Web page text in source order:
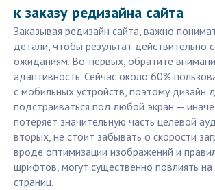
к заказу редизайна сайта
Заказывая редизайн сайта, важно
детали, чтобы результат действительно
ожиданиям. Во-первых, обратите
адаптивность. Сейчас около 60%
с мобильных устройств, поэтому дизайн
подстраиваться под любой экран —
потеряет значительную часть целевой
вторых, не стоит забывать о скорости
вроде оптимизации изображений и
шрифтов, могут существенно повлиять
страниц.